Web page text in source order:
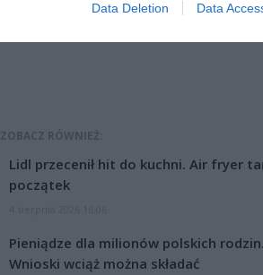
Data Deletion Data
ZOBACZ RÓWNIEŻ:
Lidl przecenił hit do kuchni. Air fryer
początek
Pieniądze dla milionów polskich rodzin.
Wnioski wciąż można składać